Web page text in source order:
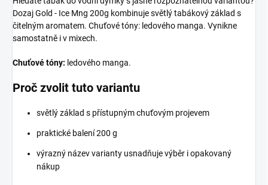
Dozaj Gold - Ice Mng 200g kombinuje světlý tabákový základ s
čitelným aromatem. Chuťové tóny: ledového manga. Vynikne
samostatně i v mixech.
Chuťové tóny: ledového manga.
Proč zvolit tuto variantu
světlý základ s přístupným chuťovým projevem
praktické balení 200 g
výrazný název varianty usnadňuje výběr i opakovaný
nákup